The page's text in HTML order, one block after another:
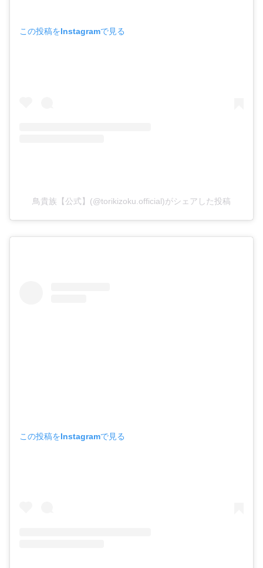
この投稿をInstagramで見る
鳥貴族【公式】(@torikizoku.official)がシェアした投稿
この投稿をInstagramで見る